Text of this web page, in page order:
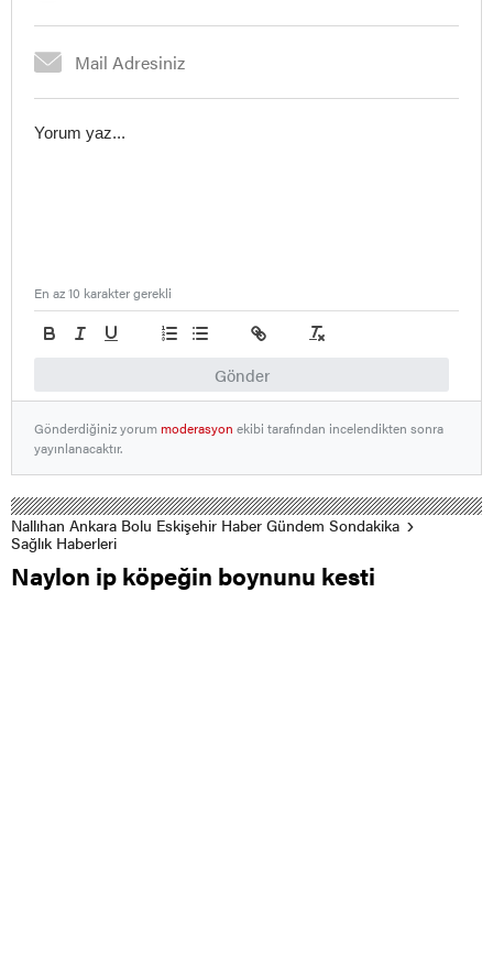
Gönder
En az 10 karakter gerekli
Gönderdiğiniz yorummoderasyon ekibi tarafından incelendikten sonra
yayınlanacaktır.
Nallıhan Ankara Bolu Eskişehir Haber Gündem Sondakika
Sağlık Haberleri
Naylon ip köpeğin boynunu kesti